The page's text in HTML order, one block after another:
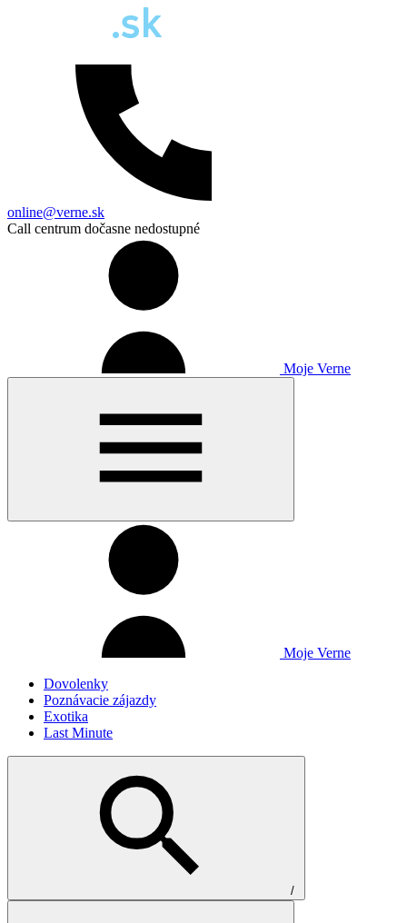
online@verne.sk
Call centrum dočasne nedostupné
Moje Verne
Moje Verne
Dovolenky
Poznávacie zájazdy
Exotika
Last Minute
/